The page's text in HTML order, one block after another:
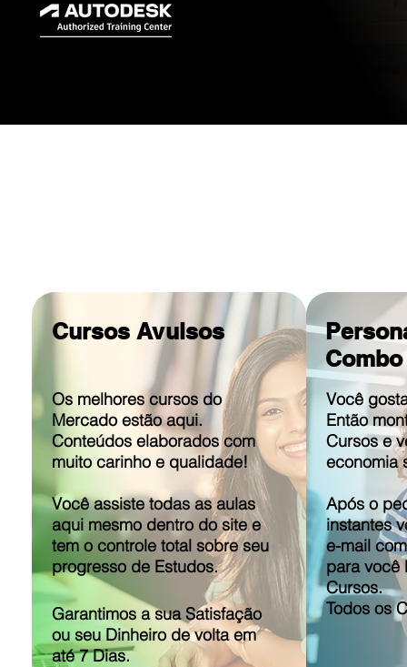
Cursos Avulsos
Os melhores cursos do
Mercado estão aqui.
Conteúdos elaborados com
muito carinho e qualidade!
Você assiste todas as aulas
aqui mesmo dentro do site e
tem o controle total sobre seu
progresso de Estudos.
Garantimos a sua Satisfação
ou seu Dinheiro de volta em
até 7 Dias.
Você
Então
Cursos e
economia
Após o
instantes
e-mail
para você
Cursos.
Todos os